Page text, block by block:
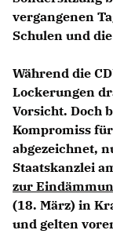
vergangenen
Schulen und
Während die
Lockerungen
Vorsicht. Doch
Kompromiss
abgezeichnet,
Staatskanzlei
zur
(18. März) in
und gelten